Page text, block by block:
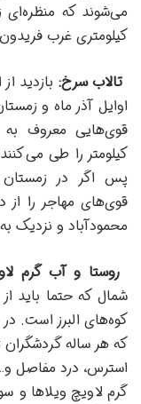
کیلومتری غرب فریدون کنار و ۱۵ کیلومتری
تالاب سرخ: بازدید
اوایل آذر ماه و
کیلومتر را طی
پس اگر در زمستان
قوی‌های مهاجر را
محمودآباد و نزدیک
روستا و آب گرم
شمال که حتما باید
کوه‌های البرز است.
که هر ساله گردشگران
استرس، درد مفاصل
گرم لاویچ ویلا‌ها و